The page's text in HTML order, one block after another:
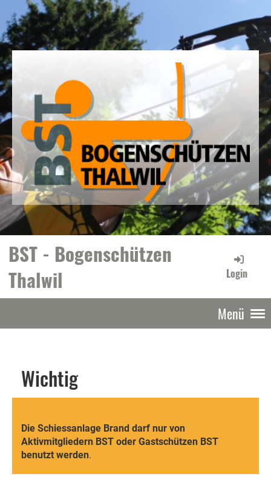
BST - Bogenschützen
Thalwil
Login
Menü
Wichtig
Die Schiessanlage Brand darf nur von
Aktivmitgliedern BST oder Gastschützen BST
benutzt werden.